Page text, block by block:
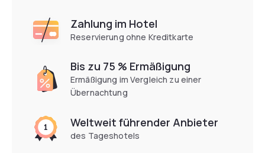
Zahlung im Hotel
Reservierung ohne Kreditkarte
Bis zu 75 % Ermäßigung
Ermäßigung im Vergleich zu einer
Übernachtung
Weltweit führender Anbieter
des Tageshotels